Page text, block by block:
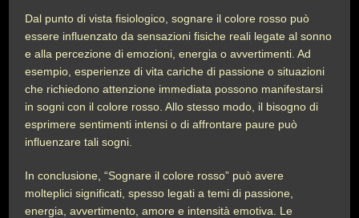
Dal punto di vista fisiologico, sognare il colore rosso può
essere influenzato da sensazioni fisiche reali legate al sonno
e alla percezione di emozioni, energia o avvertimenti. Ad
esempio, esperienze di vita cariche di passione o situazioni
che richiedono attenzione immediata possono manifestarsi
in sogni con il colore rosso. Allo stesso modo, il bisogno di
esprimere sentimenti intensi o di affrontare paure può
influenzare tali sogni.
In conclusione, “Sognare il colore rosso” può avere
molteplici significati, spesso legati a temi di passione,
energia, avvertimento, amore e intensità emotiva. Le